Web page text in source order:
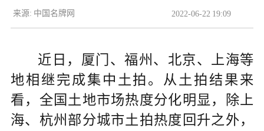
2022-06-22 19:09
来源: 中国名牌网
近日，厦门、福州、北京、上海等
地相继完成集中土拍。从土拍结果来
看，全国土地市场热度分化明显，除上
海、杭州部分城市土拍热度回升之外，